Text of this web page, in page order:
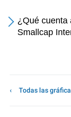
¿Qué cuenta
Smallcap
Todas las